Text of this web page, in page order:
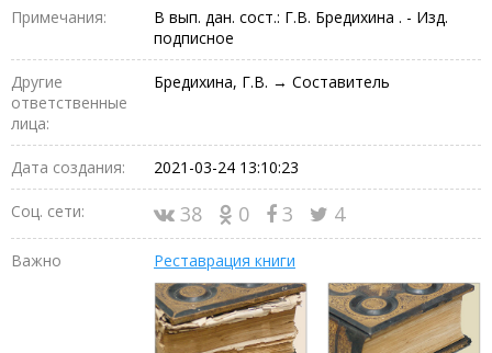
Примечания:
В вып. дан. сост.: Г.В. Бредихина . - Изд.
подписное
Другие
ответственные
лица:
Бредихина, Г.В. → Составитель
Дата создания: 2021-03-24 13:10:23
Соц. сети: 38 0 3 4
Важно Реставрация книги